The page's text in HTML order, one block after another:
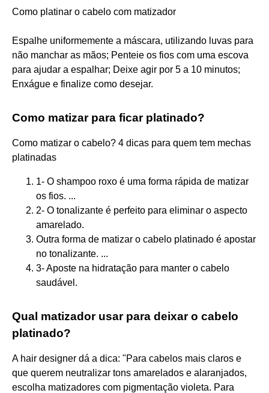
Como platinar o cabelo com matizador
Espalhe uniformemente a máscara, utilizando luvas para
não manchar as mãos; Penteie os fios com uma escova
para ajudar a espalhar; Deixe agir por 5 a 10 minutos;
Enxágue e finalize como desejar.
Como matizar para ficar platinado?
Como matizar o cabelo? 4 dicas para quem tem mechas
platinadas
1- O shampoo roxo é uma forma rápida de matizar
os fios. ...
2- O tonalizante é perfeito para eliminar o aspecto
amarelado.
Outra forma de matizar o cabelo platinado é apostar
no tonalizante. ...
3- Aposte na hidratação para manter o cabelo
saudável.
Qual matizador usar para deixar o cabelo
platinado?
A hair designer dá a dica: "Para cabelos mais claros e
que querem neutralizar tons amarelados e alaranjados,
escolha matizadores com pigmentação violeta. Para